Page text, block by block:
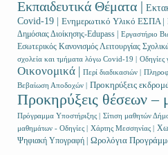
Εκπαιδευτικά Θέματα |
Covid-19 | Ενημερωτικό Υλικό ΕΣΠΑ |
Δημόσιας Διοίκησης-Edupass |
Εργαστήριο
Εσωτερικός Κανονισμός Λειτουργίας
σχολεία και τμήματα λόγω Covid-19 |
Οδηγίες
Οικονομικά | Περί διαδικασιών |
Βεβαίωση Αποδοχών |
Προκηρύξεις
Προκηρύξεις θέσεων –
Πρόγραμμα Υποστήριξης | Σίτιση μαθητών
μαθημάτων - Οδηγίες |
Χάρτης Μεσσηνίας |
Ψηφιακή Υπογραφή |
Ωρολόγια